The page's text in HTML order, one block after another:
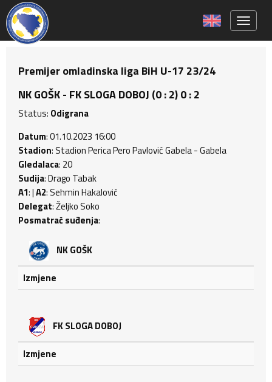
Premijer omladinska liga BiH U-17 23/24
NK GOŠK - FK SLOGA DOBOJ (0 : 2) 0 : 2
Status: Odigrana
Datum: 01.10.2023 16:00
Stadion: Stadion Perica Pero Pavlović Gabela - Gabela
Gledalaca: 20
Sudija: Drago Tabak
A1: |A2: Sehmin Hakalović
Delegat: Željko Soko
Posmatrač suđenja:
NK GOŠK
Izmjene
FK SLOGA DOBOJ
Izmjene